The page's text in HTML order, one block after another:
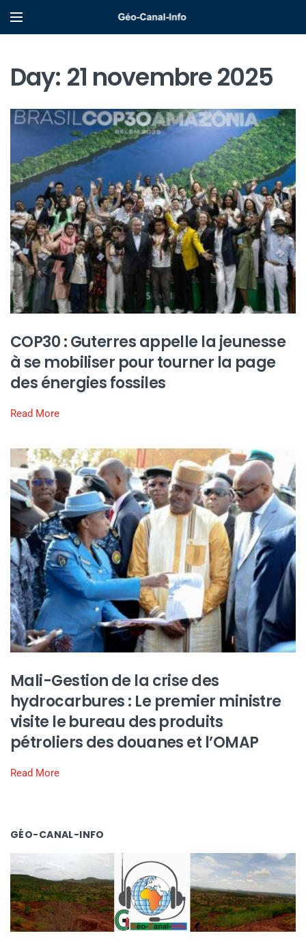
Day: 21 novembre 2025
COP30 : Guterres appelle la jeunesse
à se mobiliser pour tourner la page
des énergies fossiles
Read More
Mali-Gestion de la crise des
hydrocarbures : Le premier ministre
visite le bureau des produits
pétroliers des douanes et l’OMAP
Read More
GÉO-CANAL-INFO